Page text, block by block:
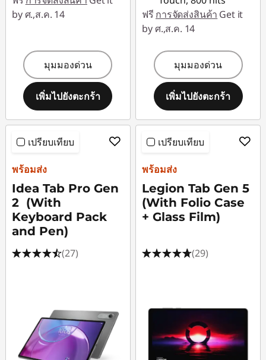
by ศ.,ส.ค. 14
มุมมองด่วน
เพิ่มไปยังตะกร้า
ฟรี การจัดส่งสินค้า Get it
by ศ.,ส.ค. 14
มุมมองด่วน
เพิ่มไปยังตะกร้า
เปรียบเทียบ
พร้อมส่ง
Idea Tab Pro Gen
2 (With
Keyboard Pack
and Pen)
(27)
เปรียบเทียบ
พร้อมส่ง
Legion Tab Gen 5
(With Folio Case
+ Glass Film)
(29)